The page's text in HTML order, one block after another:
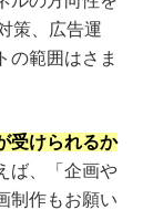
策、広告運
の範囲はさま
受けられるか
ば、「企画や
制作もお願い